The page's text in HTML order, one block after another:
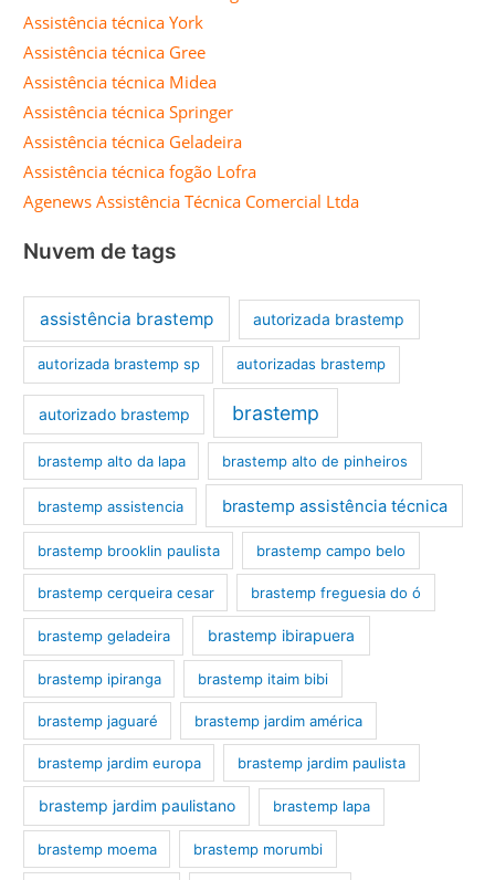
Assistência técnica York
Assistência técnica Gree
Assistência técnica Midea
Assistência técnica Springer
Assistência técnica Geladeira
Assistência técnica fogão Lofra
Agenews Assistência Técnica Comercial Ltda
Nuvem de tags
assistência brastemp autorizada brastemp
autorizada brastemp sp autorizadas brastemp
autorizado brastemp brastemp
brastemp alto da lapa brastemp alto de pinheiros
brastemp assistencia brastemp assistência técnica
brastemp brooklin paulista brastemp campo belo
brastemp cerqueira cesar brastemp freguesia do ó
brastemp geladeira brastemp ibirapuera
brastemp ipiranga brastemp itaim bibi
brastemp jaguaré brastemp jardim américa
brastemp jardim europa brastemp jardim paulista
brastemp jardim paulistano brastemp lapa
brastemp moema brastemp morumbi